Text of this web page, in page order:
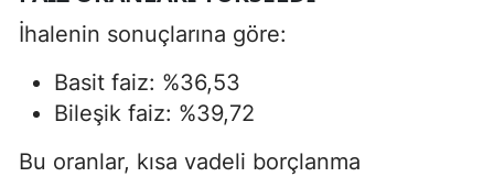
İhalenin sonuçlarına göre:
Basit faiz: %36,53
Bileşik faiz: %39,72
Bu oranlar, kısa vadeli borçlanma